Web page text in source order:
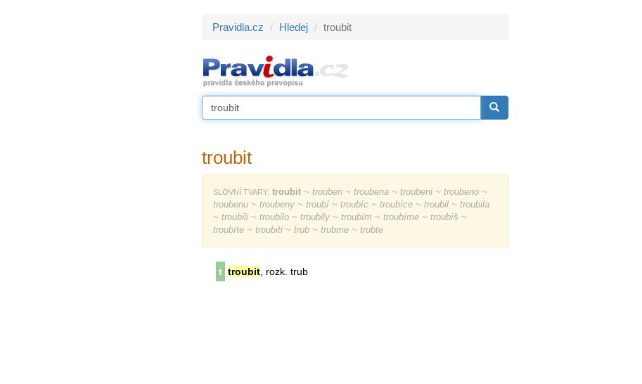
Pravidla.cz Hledej troubit
troubit
SLOVNÍ TVARY: troubit ~ trouben ~ troubena ~ troubeni ~ troubeno ~
troubenu ~ troubeny ~ troubí ~ troubíc ~ troubíce ~ troubil ~ troubila
~ troubili ~ troubilo ~ troubily ~ troubím ~ troubíme ~ troubíš ~
troubíte ~ troubiti ~ trub ~ trubme ~ trubte
t troubit , rozk. trub